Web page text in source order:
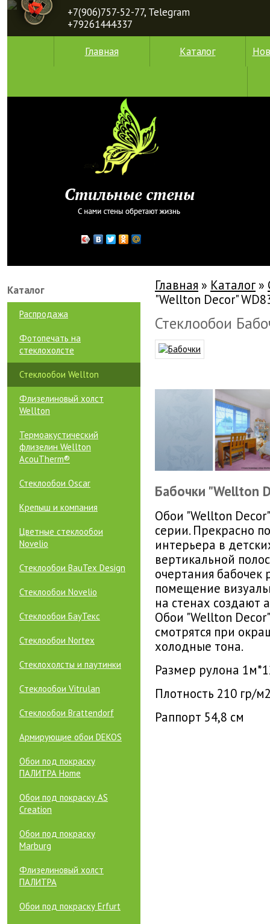
+7(906)757-52-77, Telegram
+79261444337
Главная Каталог
Каталог
Распродажа
Фотопечать на
стеклохолсте
Стеклообои Wellton
Флизелиновый холст
Wellton
Термоакустический
флизелин Wellton
AcouTherm®
Стеклообои Oscar
Крепыш и компания
Цветные стеклообои
Novelio
Стеклообои BauTex Design
Стеклообои Novelio
Стеклообои БауТекс
Стеклообои Nortex
Стеклохолсты и паутинки
Cтеклообои Vitrulan
Стеклообои Brattendorf
Армирующие обои DEKOS
Обои под покраску
ПАЛИТРА Home
Обои под покраску AS
Creation
Обои под покраску
Marburg
Флизелиновый холст
ПАЛИТРА
Обои под покраску Erfurt
Главная » Каталог »
"Wellton Decor"
Стеклообои
Бабочки "Wellton
Обои "Wellton
серии. Прекрасно
интерьера в
вертикальной
очертания бабочек
помещение
на стенах создают
Обои "Wellton
смотрятся при
холодные тона.
Размер рулона
Плотность 210 гр/
Раппорт 54,8 см